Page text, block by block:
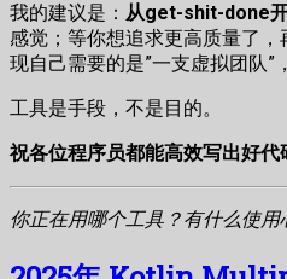
我的建议是： 从get-shit-done
感觉；等你想追求更高质量了
现自己需要的是”一支虚拟团队”
工具是手段，不是目的。
祝各位程序员都能高效写出好代
你正在用哪个工具？有什么使用